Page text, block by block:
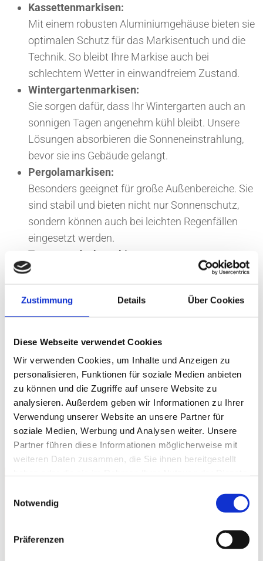
Zustimmung Details Über Cookies
Diese Webseite verwendet Cookies
Wir verwenden Cookies, um Inhalte und Anzeigen zu
personalisieren, Funktionen für soziale Medien anbieten
zu können und die Zugriffe auf unsere Website zu
analysieren. Außerdem geben wir Informationen zu Ihrer
Verwendung unserer Website an unsere Partner für
soziale Medien, Werbung und Analysen weiter. Unsere
Partner führen diese Informationen möglicherweise mit
weiteren Daten zusammen, die Sie ihnen bereitgestellt
Notwendig
Präferenzen
Kassettenmarkisen:
Mit einem robusten Aluminiumgehäuse bieten sie
optimalen Schutz für das Markisentuch und die
Technik. So bleibt Ihre Markise auch bei
schlechtem Wetter in einwandfreiem Zustand.
Wintergartenmarkisen:
Sie sorgen dafür, dass Ihr Wintergarten auch an
sonnigen Tagen angenehm kühl bleibt. Unsere
Lösungen absorbieren die Sonneneinstrahlung,
bevor sie ins Gebäude gelangt.
Pergolamarkisen:
Besonders geeignet für große Außenbereiche. Sie
sind stabil und bieten nicht nur Sonnenschutz,
sondern können auch bei leichten Regenfällen
eingesetzt werden.
Terrassendachmarkisen:
Diese Unterglas-Markisen bieten hervorragenden
Schutz und werten Ihre Terrasse optisch auf. Sie
sind pulverbeschichtet und besonders langlebig.
Fenstermarkisen:
Sie sorgen für angenehme Raumtemperaturen
Blicken.
Korbmarkisen:
Diese klassischen Markisen sind nicht nur
funktional, sondern auch ein echter Hingucker und
werten die Fassade Ihres Hauses auf.